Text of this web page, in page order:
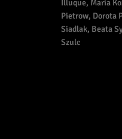
Illuque, Maria
Pietrow, Dorota
Siadlak, Beata
Szulc